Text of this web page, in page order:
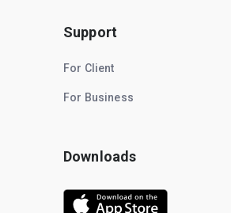
Support
For Client
For Business
Downloads